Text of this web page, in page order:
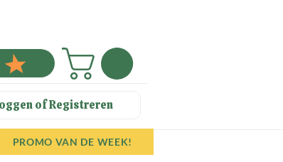
of Registreren
PROMO VAN DE WEEK!